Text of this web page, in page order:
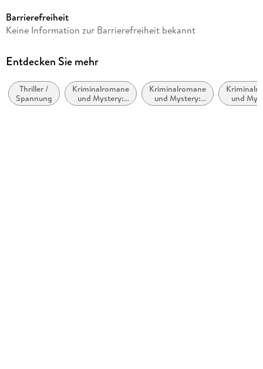
Dateigröße
Laufzeit
Reihe
Maarten S. Sneijder und Sabine Nemez, 5
Barrierefreiheit
Keine Information zur Barrierefreiheit bekannt
Entdecken Sie mehr
Thriller /
Spannung
Kriminalromane
und Mystery:
weibliche
Kriminalromane
und Mystery:
Hard Boiled,
und